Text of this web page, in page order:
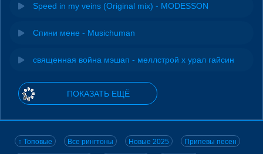
Speed in my veins (Original mix) - MODESSON
Спини мене - Musichuman
священная война мэшап - меллстрой х урал гайсин
ПОКАЗАТЬ ЕЩЁ
↑ Топовые Все рингтоны Новые 2025 Припевы песен